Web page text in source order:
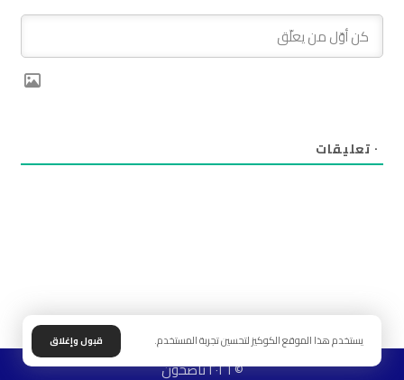
٠ تعليقات
© ٢٠٢٦ ناصحون
يستخدم هذا الموقع الكوكيز لتحسين تجربة المستخدم. قبول وإغلاق